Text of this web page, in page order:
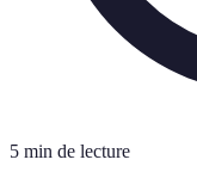
5 min de lecture